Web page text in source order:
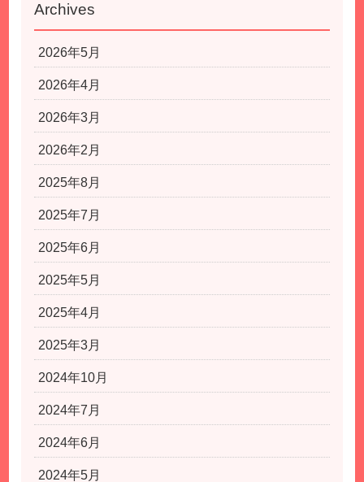
Archives
2026年5月
2026年4月
2026年3月
2026年2月
2025年8月
2025年7月
2025年6月
2025年5月
2025年4月
2025年3月
2024年10月
2024年7月
2024年6月
2024年5月